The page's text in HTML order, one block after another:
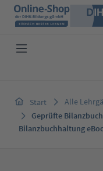
Zum Hauptinhalt
Start Alle
Geprüfte
Bilanzbuchhaltung